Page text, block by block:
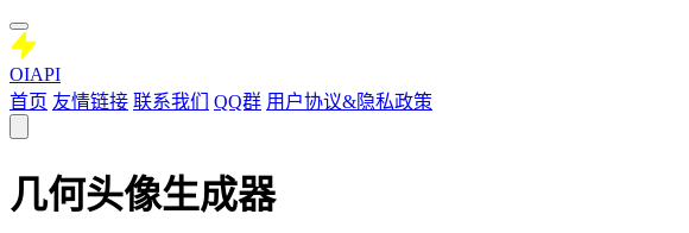
OIAPI
首页 友情链接 联系我们 QQ群 用户协议&隐私政策
几何头像生成器